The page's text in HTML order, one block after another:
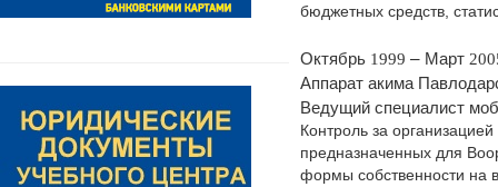
бюджетных средств,
Октябрь 1999 – Март
Аппаратакима
Ведущийспециалист
Контроль за
предназначенных для
формы собственности на